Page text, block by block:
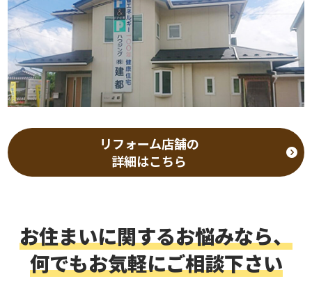
リフォーム店舗の
詳細はこちら
お住まいに関するお悩みなら、
何でもお気軽にご相談下さい